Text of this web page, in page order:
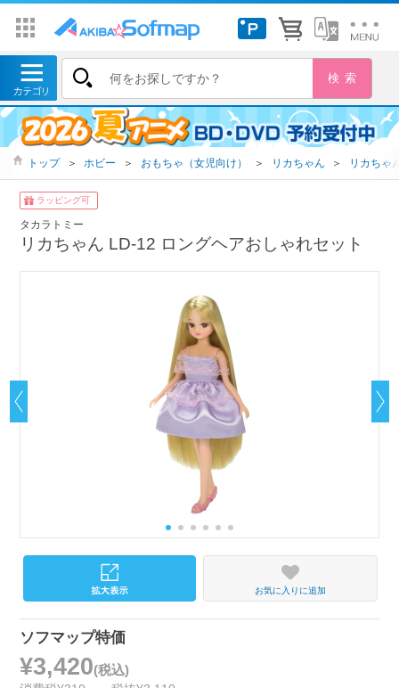
トップ ＞ ホビー ＞ おもちゃ（女児向け） ＞ リカちゃん ＞ リカちゃ
ラッピング可
タカラトミー
リカちゃん LD-12 ロングヘアおしゃれセット
お気に入りに追加
ソフマップ特価
¥3,420(税込)